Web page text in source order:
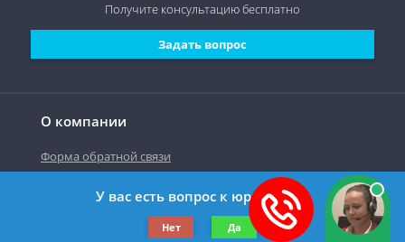
О компании
Форма обратной связи
©2019-2026 Все права защищены.
Задать вопрос
Получите консультациюбесплатно
У вас есть вопрос к юристу?
Нет Да